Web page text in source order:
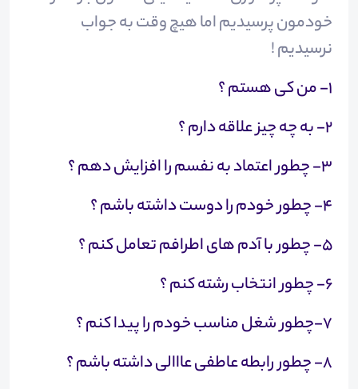
خودمون پرسیدیم اما هیچ وقت به جواب
نرسیدیم !
۱- من کی هستم ؟
۲- به چه چیز علاقه دارم ؟
۳- چطور اعتماد به نفسم را افزایش دهم ؟
۴- چطور خودم را دوست داشته باشم ؟
۵- چطور با آدم های اطرافم تعامل کنم ؟
۶- چطور انتخاب رشته کنم ؟
۷-چطور شغل مناسب خودم را پیدا کنم ؟
۸- چطور رابطه عاطفی عااالی داشته باشم ؟